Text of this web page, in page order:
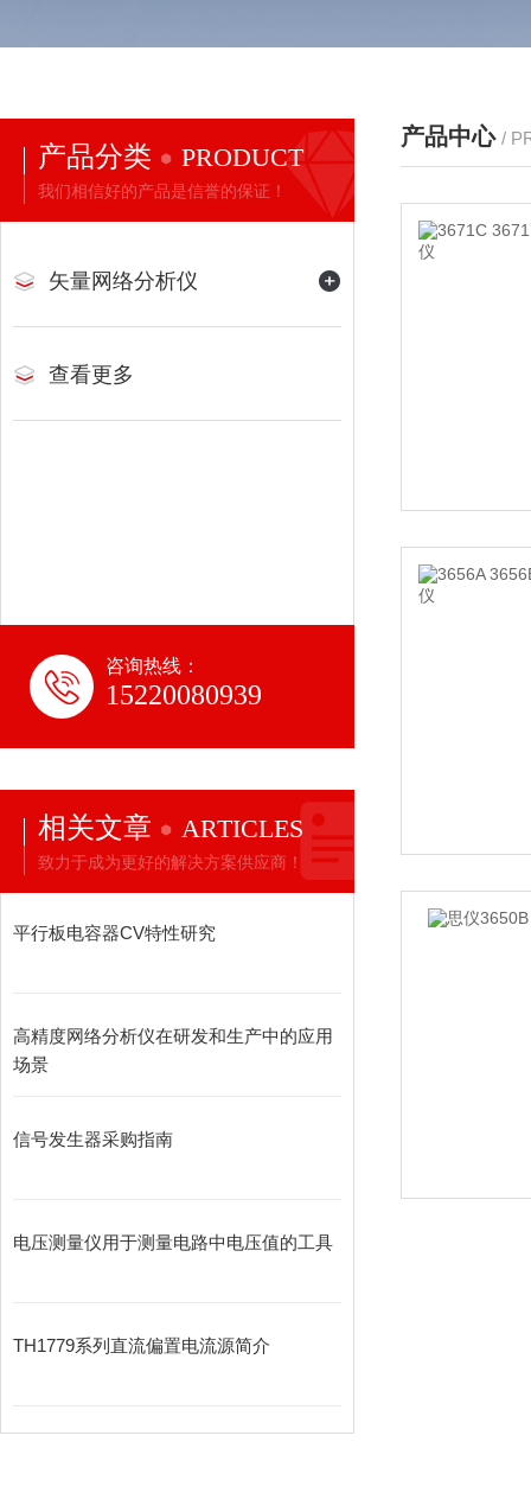
产品分类 PRODUCT
我们相信好的产品是信誉的保证！
矢量网络分析仪
查看更多
咨询热线：
15220080939
相关文章 ARTICLES
致力于成为更好的解决方案供应商！
平行板电容器CV特性研究
高精度网络分析仪在研发和生产中的应用
场景
信号发生器采购指南
电压测量仪用于测量电路中电压值的工具
TH1779系列直流偏置电流源简介
产品中心 /